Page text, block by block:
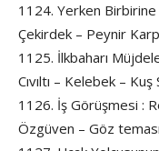
1124. Yerken Birbirine
Çekirdek – Peynir
1125. İlkbaharı
Cıvıltı – Kelebek – Kuş
1126. İş Görüşmesi :
Özgüven – Göz teması